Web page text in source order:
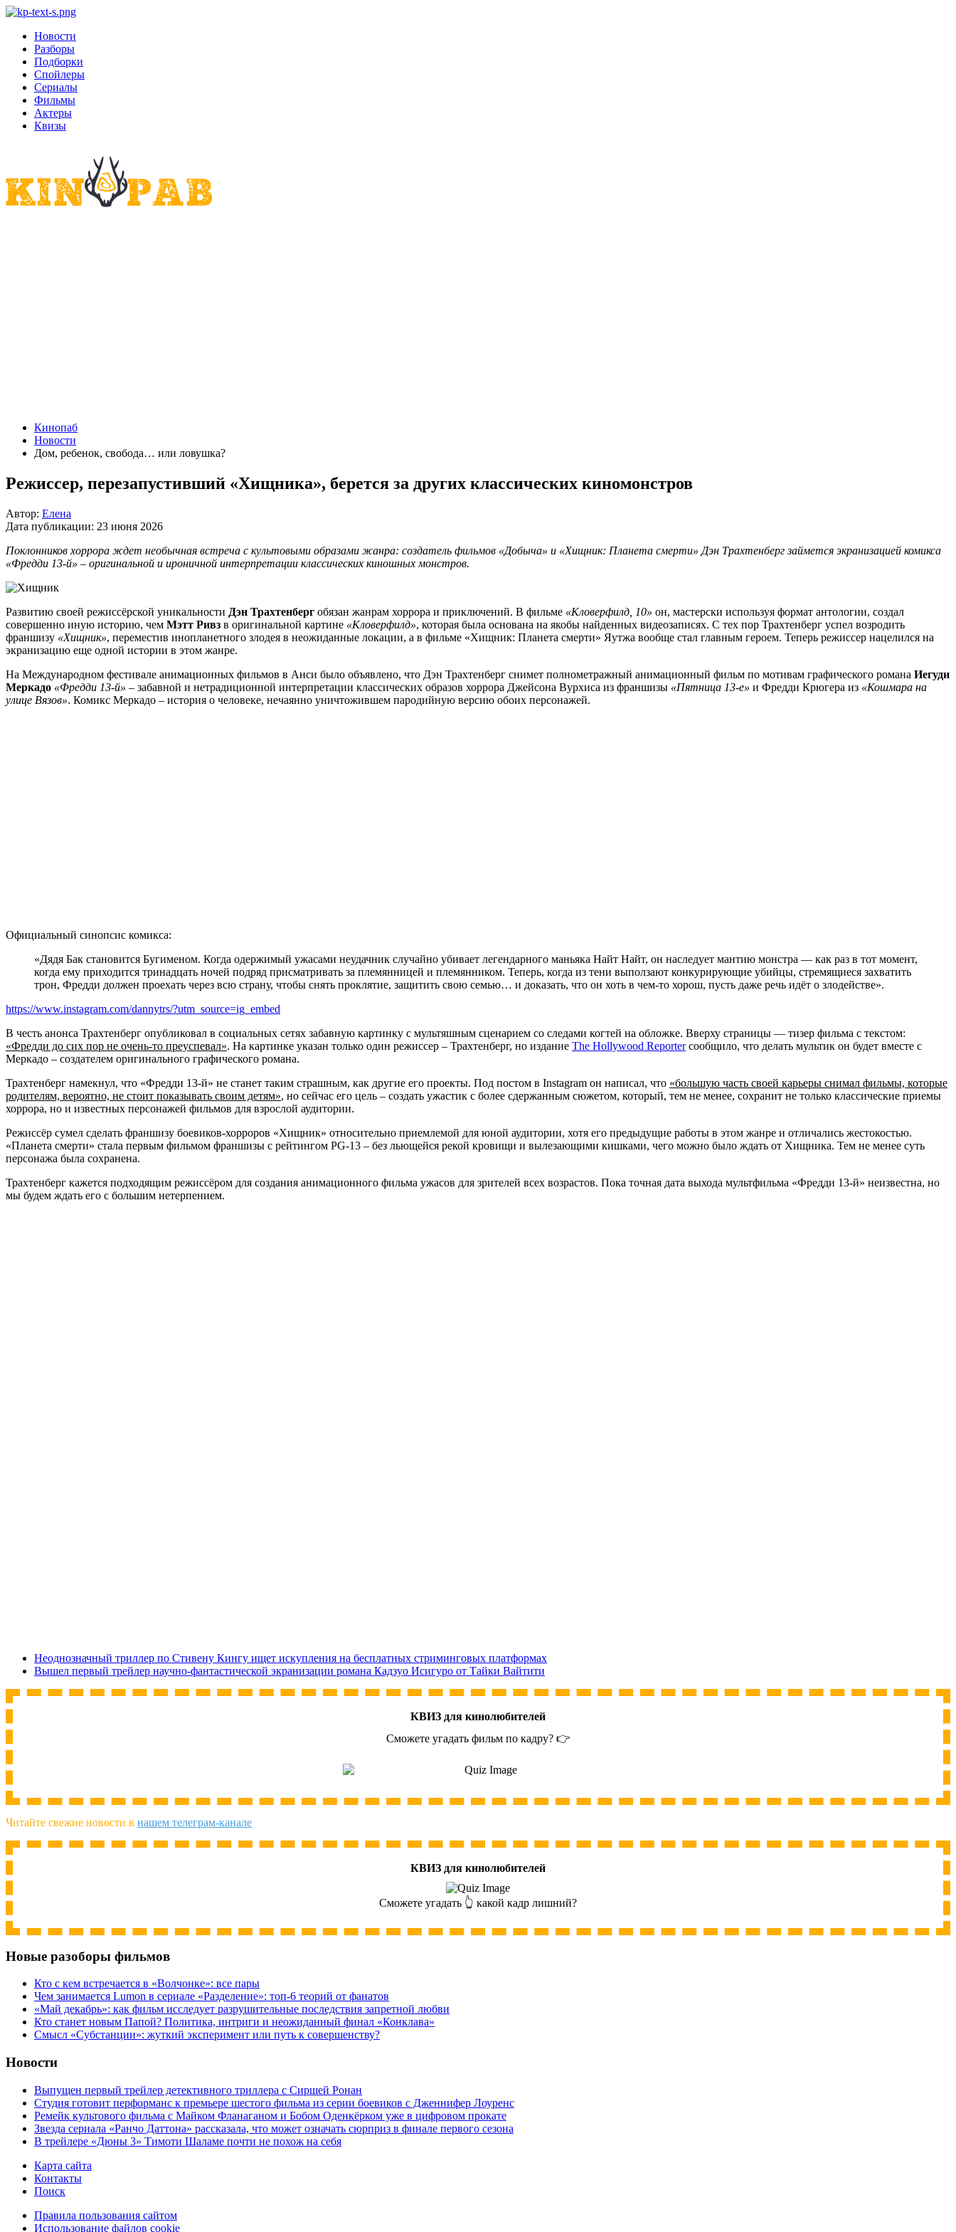
Новости
Разборы
Подборки
Спойлеры
Сериалы
Фильмы
Актеры
Квизы
Кинопаб
Новости
Дом, ребенок, свобода… или ловушка?
Режиссер, перезапустивший «Хищника», берется за других классических киномонстров
Автор: Елена
Дата публикации: 23 июня 2026
Поклонников хоррора ждет необычная встреча с культовыми образами жанра: создатель фильмов «Добыча» и «Хищник: Планета смерти» Дэн Трахтенберг займется экранизацией комикса
«Фредди 13-й» – оригинальной и ироничной интерпретации классических киношных монстров.
Развитию своей режиссёрской уникальности Дэн Трахтенберг обязан жанрам хоррора и приключений. В фильме «Кловерфилд, 10» он, мастерски используя формат антологии, создал
совершенно иную историю, чем Мэтт Ривз в оригинальной картине «Кловерфилд», которая была основана на якобы найденных видеозаписях. С тех пор Трахтенберг успел возродить
франшизу «Хищник», переместив инопланетного злодея в неожиданные локации, а в фильме «Хищник: Планета смерти» Яутжа вообще стал главным героем. Теперь режиссер нацелился на
экранизацию еще одной истории в этом жанре.
На Международном фестивале анимационных фильмов в Анси было объявлено, что Дэн Трахтенберг снимет полнометражный анимационный фильм по мотивам графического романа Иегуди
Меркадо «Фредди 13-й» – забавной и нетрадиционной интерпретации классических образов хоррора Джейсона Вурхиса из франшизы «Пятница 13-е» и Фредди Крюгера из «Кошмара на
улице Вязов». Комикс Меркадо – история о человеке, нечаянно уничтожившем пародийную версию обоих персонажей.
Официальный синопсис комикса:
«Дядя Бак становится Бугименом. Когда одержимый ужасами неудачник случайно убивает легендарного маньяка Найт Найт, он наследует мантию монстра — как раз в тот момент,
когда ему приходится тринадцать ночей подряд присматривать за племянницей и племянником. Теперь, когда из тени выползают конкурирующие убийцы, стремящиеся захватить
трон, Фредди должен проехать через всю страну, чтобы снять проклятие, защитить свою семью… и доказать, что он хоть в чем-то хорош, пусть даже речь идёт о злодействе».
https://www.instagram.com/dannytrs/?utm_source=ig_embed
В честь анонса Трахтенберг опубликовал в социальных сетях забавную картинку с мультяшным сценарием со следами когтей на обложке. Вверху страницы — тизер фильма с текстом:
«Фредди до сих пор не очень-то преуспевал». На картинке указан только один режиссер – Трахтенберг, но издание The Hollywood Reporterсообщило, что делать мультик он будет вместе с
Меркадо – создателем оригинального графического романа.
Трахтенберг намекнул, что «Фредди 13-й» не станет таким страшным, как другие его проекты. Под постом в Instagram он написал, что «большую часть своей карьеры снимал фильмы, которые
родителям, вероятно, не стоит показывать своим детям», но сейчас его цель – создать ужастик с более сдержанным сюжетом, который, тем не менее, сохранит не только классические приемы
хоррора, но и известных персонажей фильмов для взрослой аудитории.
Режиссёр сумел сделать франшизу боевиков-хорроров «Хищник» относительно приемлемой для юной аудитории, хотя его предыдущие работы в этом жанре и отличались жестокостью.
«Планета смерти» стала первым фильмом франшизы с рейтингом PG-13 – без льющейся рекой кровищи и вылезающими кишками, чего можно было ждать от Хищника. Тем не менее суть
персонажа была сохранена.
Трахтенберг кажется подходящим режиссёром для создания анимационного фильма ужасов для зрителей всех возрастов. Пока точная дата выхода мультфильма «Фредди 13-й» неизвестна, но
мы будем ждать его с большим нетерпением.
Неоднозначный триллер по Стивену Кингу ищет искупления на бесплатных стриминговых платформах
Вышел первый трейлер научно-фантастической экранизации романа Кадзуо Исигуро от Тайки Вайтити
КВИЗ для кинолюбителей
Сможете угадать фильм по кадру? 👉
Читайте свежие новости в нашем телеграм-канале
КВИЗ для кинолюбителей
Сможете угадать 👆 какой кадр лишний?
Новые разоборы фильмов
Кто с кем встречается в «Волчонке»: все пары
Чем занимается Lumon в сериале «Разделение»: топ-6 теорий от фанатов
«Май декабрь»: как фильм исследует разрушительные последствия запретной любви
Кто станет новым Папой? Политика, интриги и неожиданный финал «Конклава»
Cмысл «Субстанции»: жуткий эксперимент или путь к совершенству?
Новости
Выпущен первый трейлер детективного триллера с Сиршей Ронан
Студия готовит перформанс к премьере шестого фильма из серии боевиков с Дженнифер Лоуренс
Ремейк культового фильма с Майком Фланаганом и Бобом Оденкёрком уже в цифровом прокате
Звезда сериала «Ранчо Даттона» рассказала, что может означать сюрприз в финале первого сезона
В трейлере «Дюны 3» Тимоти Шаламе почти не похож на себя
Карта сайта
Контакты
Поиск
Правила пользования сайтом
Использование файлов cookie